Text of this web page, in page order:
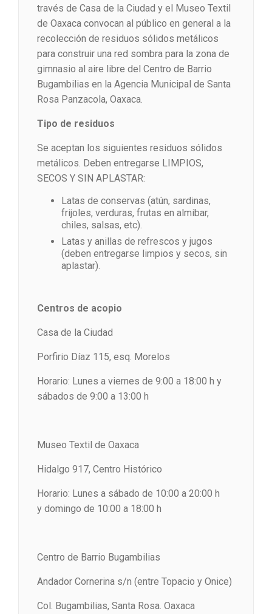
través de Casa de la Ciudad y el Museo Textil
de Oaxaca convocan al público en general a la
recolección de residuos sólidos metálicos
para construir una red sombra para la zona de
gimnasio al aire libre del Centro de Barrio
Bugambilias en la Agencia Municipal de Santa
Rosa Panzacola, Oaxaca.
Tipo de residuos
Se aceptan los siguientes residuos sólidos
metálicos. Deben entregarse LIMPIOS,
SECOS Y SIN APLASTAR:
Latas de conservas (atún, sardinas,
frijoles, verduras, frutas en almibar,
chiles, salsas, etc).
Latas y anillas de refrescos y jugos
(deben entregarse limpios y secos, sin
aplastar).
Centros de acopio
Casa de la Ciudad
Porfirio Díaz 115, esq. Morelos
Horario: Lunes a viernes de 9:00 a 18:00 h y
sábados de 9:00 a 13:00 h
Museo Textil de Oaxaca
Hidalgo 917, Centro Histórico
Horario: Lunes a sábado de 10:00 a 20:00 h
y domingo de 10:00 a 18:00 h
Centro de Barrio Bugambilias
Andador Cornerina s/n (entre Topacio y Onice)
Col. Bugambilias, Santa Rosa. Oaxaca